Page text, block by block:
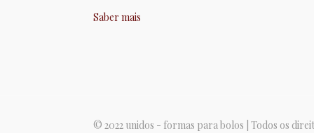
Saber mais
© 2022 unidos - formas para bolos | Todos os